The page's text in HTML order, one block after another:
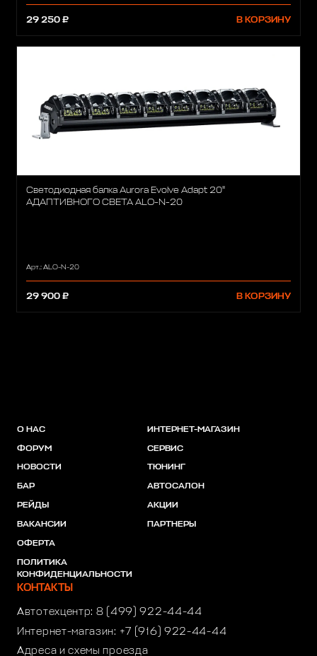
29 250 ₽ В КОРЗИНУ
Светодиодная балка Aurora Evolve Adapt 20"
АДАПТИВНОГО СВЕТА ALO-N-20
Арт.: ALO-N-20
29 900 ₽ В КОРЗИНУ
О НАС
ФОРУМ
НОВОСТИ
БАР
РЕЙДЫ
ВАКАНСИИ
ОФЕРТА
ПОЛИТИКА
КОНФИДЕНЦИАЛЬНОСТИ
ИНТЕРНЕТ-МАГАЗИН
СЕРВИС
ТЮНИНГ
АВТОСАЛОН
АКЦИИ
ПАРТНЕРЫ
КОНТАКТЫ
Автотехцентр: 8 (499) 922-44-44
Интернет-магазин: +7 (916) 922-44-44
Адреса и схемы проезда